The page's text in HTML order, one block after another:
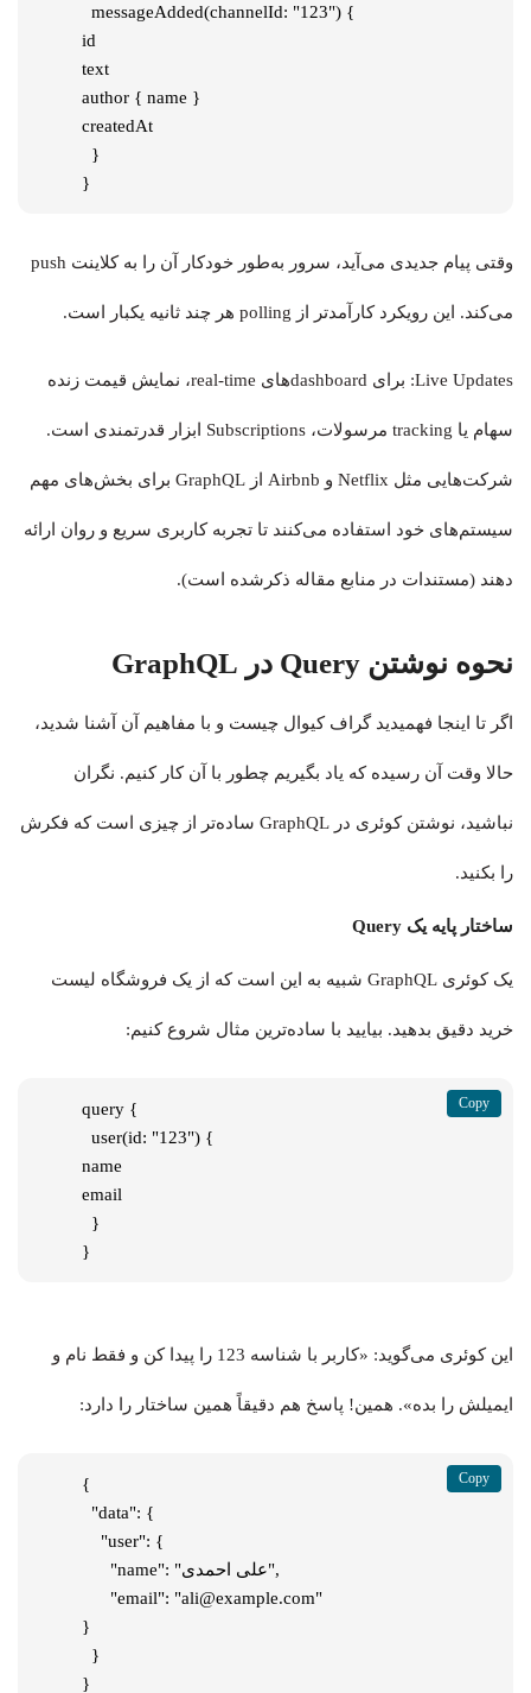
messageAdded(channelId: "123") {
id
text
author { name }
createdAt
}
}
وقتی پیام جدیدی می‌آید، سرور به‌طور خودکار آن را به کلاینت push
می‌کند. این رویکرد کارآمدتر از polling هر چند ثانیه یکبار است.
Live Updates: برای dashboardهای real-time، نمایش قیمت زنده
سهام یا tracking مرسولات، Subscriptions ابزار قدرتمندی است.
شرکت‌هایی مثل Netflix و Airbnb از GraphQL برای بخش‌های مهم
سیستم‌های خود استفاده می‌کنند تا تجربه کاربری سریع و روان ارائه
دهند (مستندات در منابع مقاله ذکرشده است).
نحوه نوشتن Query در GraphQL
اگر تا اینجا فهمیدید گراف کیوال چیست و با مفاهیم آن آشنا شدید،
حالا وقت آن رسیده که یاد بگیریم چطور با آن کار کنیم. نگران
نباشید، نوشتن کوئری در GraphQL ساده‌تر از چیزی است که فکرش
را بکنید.
ساختار پایه یک Query
یک کوئری GraphQL شبیه به این است که از یک فروشگاه لیست
خرید دقیق بدهید. بیایید با ساده‌ترین مثال شروع کنیم:
query {
user(id: "123") {
name
email
}
}
این کوئری می‌گوید: «کاربر با شناسه 123 را پیدا کن و فقط نام و
ایمیلش را بده». همین! پاسخ هم دقیقاً همین ساختار را دارد:
{
"data": {
"user": {
"name": "علی احمدی",
"email": "ali@example.com"
}
}
}